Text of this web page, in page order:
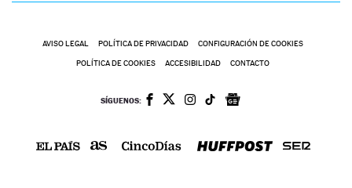
AVISO LEGAL POLÍTICA DE PRIVACIDAD CONFIGURACIÓN DE COOKIES
POLÍTICA DE COOKIES ACCESIBILIDAD CONTACTO
SÍGUENOS: